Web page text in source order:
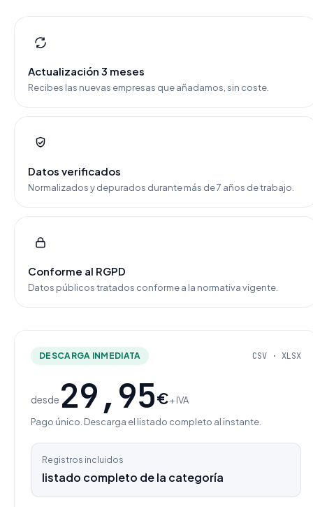
Actualización 3 meses
Recibes las nuevas empresas que añadamos, sin coste.
Datos verificados
Normalizados y depurados durante más de 7 años de trabajo.
Conforme al RGPD
Datos públicos tratados conforme a la normativa vigente.
DESCARGA INMEDIATA CSV · XLSX
desde 29,95€+ IVA
Pago único. Descarga el listado completo al instante.
Registros incluidos
listado completo de la categoría